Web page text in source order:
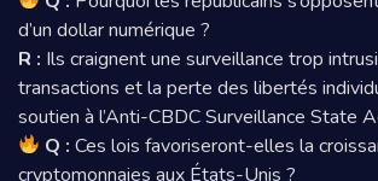
d’un dollar numérique ?
R : Ils craignent une surveillance trop
transactions et la perte des libertés
soutien à l’Anti-CBDC Surveillance State
Q : Ces lois favoriseront-elles la
cryptomonnaies aux États-Unis ?